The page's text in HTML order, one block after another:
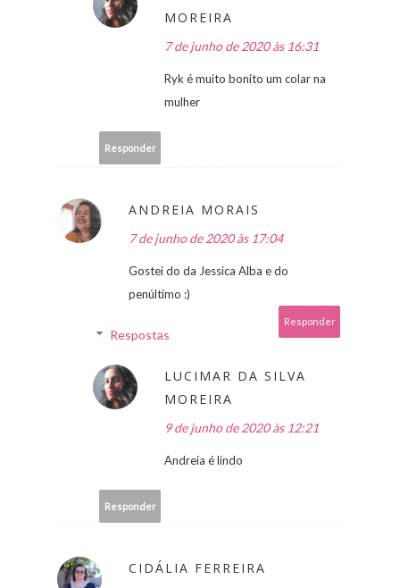
MOREIRA
7 de junho de 2020 às 16:31
Ryk é muito bonito um colar na
mulher
Responder
ANDREIA MORAIS
7 de junho de 2020 às 17:04
Gostei do da Jessica Alba e do
penúltimo :)
Responder
Respostas
LUCIMAR DA SILVA
MOREIRA
9 de junho de 2020 às 12:21
Andreia é lindo
Responder
CIDÁLIA FERREIRA